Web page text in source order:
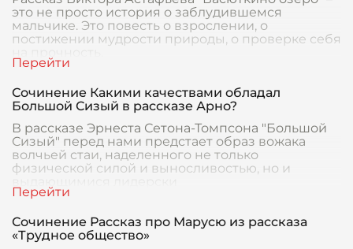
это не просто история о заблудившемся
мальчике. Это повесть о взрослении, о
постижении мудрости природы, о проверке себя
Сочинение Какими качествами обладал
Большой Сизый в рассказе Арно?
В рассказе Эрнеста Сетона-Томпсона "Большой
Сизый" перед нами предстает образ вожака
волчьей стаи, наделенного не только
физической силой и выносливостью, но и
Сочинение Рассказ про Марусю из рассказа
«Трудное общество»